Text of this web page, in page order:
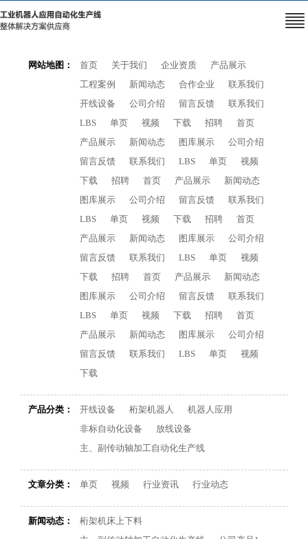
网站地图： 首页 关于我们 企业资质
产品展示
工程案例
新闻动态 合作企业
联系我们
开线设备
公司介绍 留言反馈
联系我们
LBS
单页 视频 下载 招聘
首页
产品展示
新闻动态 图库展示
公司介绍
留言反馈
联系我们 LBS 单页
视频
下载
招聘 首页 产品展示
新闻动态
图库展示
公司介绍 留言反馈
联系我们
LBS
单页 视频 下载 招聘
首页
产品展示
新闻动态 图库展示
公司介绍
留言反馈
联系我们 LBS 单页
视频
下载
招聘 首页 产品展示
新闻动态
图库展示
公司介绍 留言反馈
联系我们
LBS
单页 视频 下载 招聘
首页
产品展示
新闻动态 图库展示
公司介绍
留言反馈
联系我们 LBS 单页
视频
下载
产品分类： 开线设备 桁架机器人
机器人应用
非标自动化设备
放线设备
主、副传动轴加工自动化生产线
文章分类： 单页 视频 行业资讯 行业动态
新闻动态：
桁架机床上下料